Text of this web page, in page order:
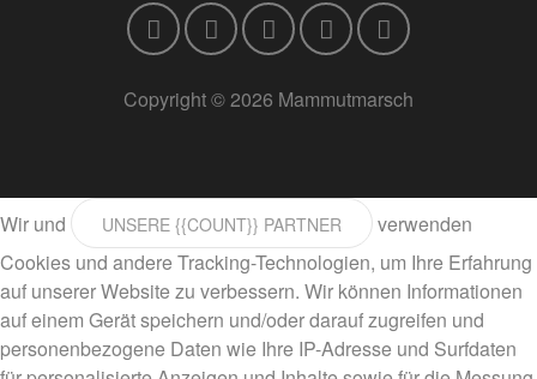
Copyright © 2026 Mammutmarsch
Wir und UNSERE {{COUNT}} PARTNER
verwenden
Cookies und andere Tracking-Technologien, um Ihre Erfahrung
auf unserer Website zu verbessern. Wir können Informationen
auf einem Gerät speichern und/oder darauf zugreifen und
personenbezogene Daten wie Ihre IP-Adresse und Surfdaten